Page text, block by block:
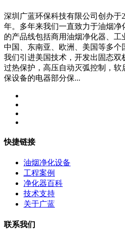
深圳广蓝环保科技有限公司创办于
年。多年来我们一直致力于油烟净
的产品线包括商用油烟净化器、
中国、东南亚、欧洲、美国等多个
我们引进美国技术，开发出固态双
过热保护，高压自动灭弧控制，软
保设备的电器部分保...
快捷链接
油烟净化设备
工程案例
净化器百科
技术支持
关于广蓝
联系我们